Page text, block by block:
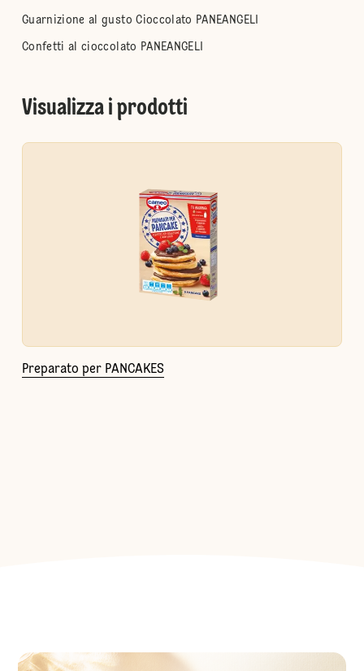
Guarnizione al gusto Cioccolato PANEANGELI
Confetti al cioccolato PANEANGELI
Visualizza i prodotti
Preparato per PANCAKES